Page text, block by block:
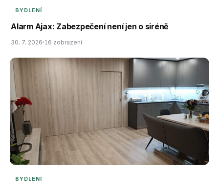
BYDLENÍ
Alarm Ajax: Zabezpečení není jen o siréně
30. 7. 2026 16 zobrazení
BYDLENÍ